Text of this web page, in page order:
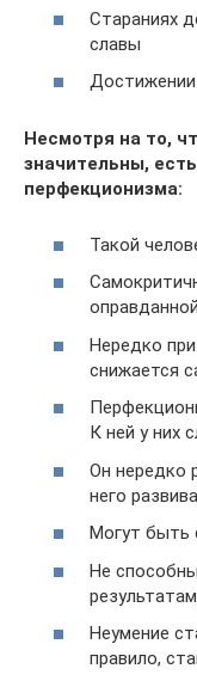
Стараниях
славы
Несмотря на то,
значительны,
перфекционизма:
Такой
оправданной
Нередко
снижается
К ней у них
Он нередко
него
Могут быть
Не
Неумение
правило,